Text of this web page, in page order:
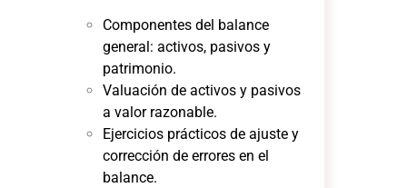
Componentes del balance
general: activos, pasivos y
patrimonio.
Valuación de activos y pasivos
a valor razonable.
Ejercicios prácticos de ajuste y
corrección de errores en el
balance.